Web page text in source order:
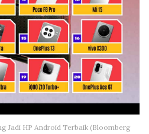
Jadi HP Android Terbaik (Bloomberg